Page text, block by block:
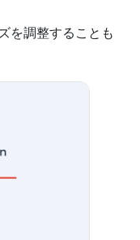
を調整することも